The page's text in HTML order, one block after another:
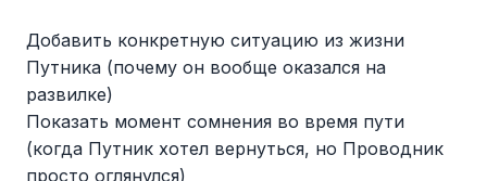
Добавить конкретную ситуацию из жизни
Путника (почему он вообще оказался на
развилке)
Показать момент сомнения во время пути
(когда Путник хотел вернуться, но Проводник
просто оглянулся)